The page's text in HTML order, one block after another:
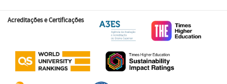
Acreditações e Certificações